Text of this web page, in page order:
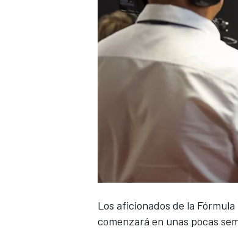
Los aficionados de la Fórmula
comenzará en unas pocas